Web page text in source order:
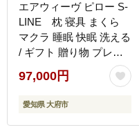
エアウィーヴ ピロー S-
LINE 枕 寝具 まくら
マクラ 睡眠 快眠 洗える
/ ギフト 贈り物 プレゼ
ント 祝い 内祝い 誕生日
記念日 お土産 父 母 敬
老 お中元 お歳暮
97,000円
愛知県 大府市